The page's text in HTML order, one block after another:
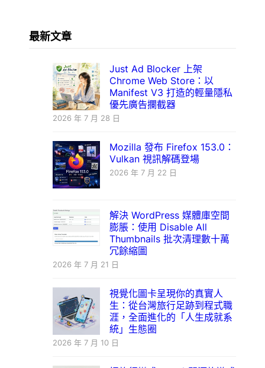
最新文章
Just Ad Blocker 上架
Chrome Web Store：以
Manifest V3 打造的輕量隱私
優先廣告攔截器
2026 年 7 月 28 日
Mozilla 發布 Firefox 153.0：
Vulkan 視訊解碼登場
2026 年 7 月 22 日
解決 WordPress 媒體庫空間
膨脹：使用 Disable All
Thumbnails 批次清理數十萬
冗餘縮圖
2026 年 7 月 21 日
視覺化圖卡呈現你的真實人
生：從台灣旅行足跡到程式職
涯，全面進化的「人生成就系
統」生態圈
2026 年 7 月 10 日